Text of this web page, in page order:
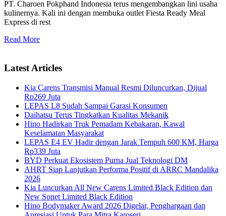
PT. Charoen Pokphand Indonesia terus mengembangkan lini usaha
kulinernya. Kali ini dengan membuka outlet Fiesta Ready Meal
Express di rest
Read More
Latest Articles
Kia Carens Transmisi Manual Resmi Diluncurkan, Dijual
Rp269 Juta
LEPAS L8 Sudah Sampai Garasi Konsumen
Daihatsu Terus Tingkatkan Kualitas Mekanik
Hino Hadirkan Truk Pemadam Kebakaran, Kawal
Keselamatan Masyarakat
LEPAS E4 EV Hadir dengan Jarak Tempuh 600 KM, Harga
Rp339 Juta
BYD Perkuat Ekosistem Purna Jual Teknologi DM
AHRT Siap Lanjutkan Performa Positif di ARRC Mandalika
2026
Kia Luncurkan All New Carens Limited Black Edition dan
New Sonet Limited Black Edition
Hino Bodymaker Award 2026 Digelar, Penghargaan dan